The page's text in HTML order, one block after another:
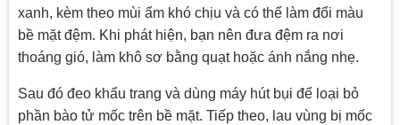
xanh, kèm theo mùi ẩm khó chịu và có thể làm đổi màu
bề mặt đệm. Khi phát hiện, bạn nên đưa đệm ra nơi
thoáng gió, làm khô sơ bằng quạt hoặc ánh nắng nhẹ.
Sau đó đeo khẩu trang và dùng máy hút bụi để loại bỏ
phần bào tử mốc trên bề mặt. Tiếp theo, lau vùng bị mốc